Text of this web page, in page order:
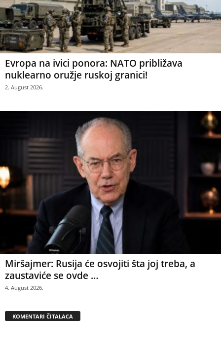
Evropa na ivici ponora: NATO približava
nuklearno oružje ruskoj granici!
2. August 2026.
Miršajmer: Rusija će osvojiti šta joj treba, a
zaustaviće se ovde …
4. August 2026.
KOMENTARI ČITALACA